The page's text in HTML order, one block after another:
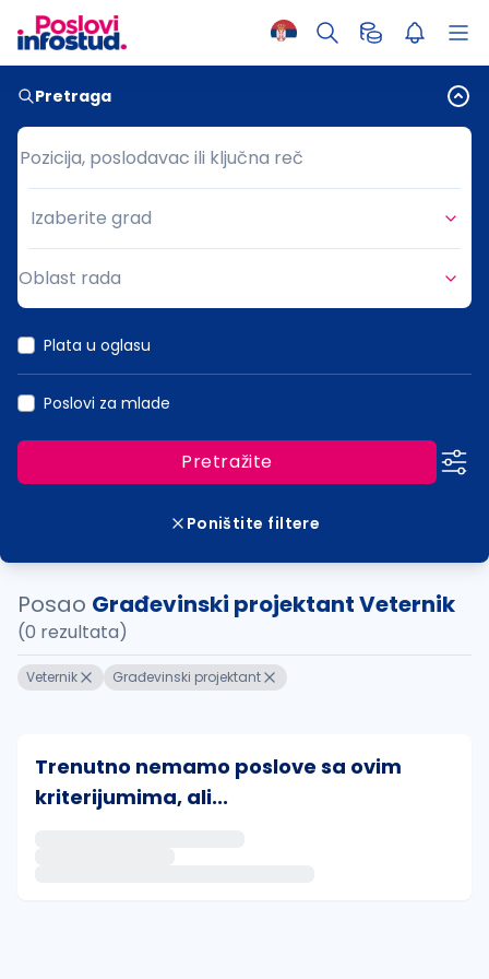
Pretraga
Pozicija, poslodavac ili ključna reč
Pozicija, poslodavac ili ključna reč
Grad
Izaberite grad
Oblast rada
Plata u oglasu
Poslovi za mlade
Pretražite
Poništite filtere
Posao Građevinski projektant Veternik
(0 rezultata)
Veternik Građevinski projektant
Trenutno nemamo poslove sa ovim
kriterijumima, ali...